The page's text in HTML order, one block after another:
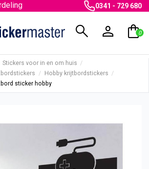
0341 - 729 680
search person shopping_bag
0
Stickers voor in en om huis
Hobby krijtbordstickers
sticker hobby